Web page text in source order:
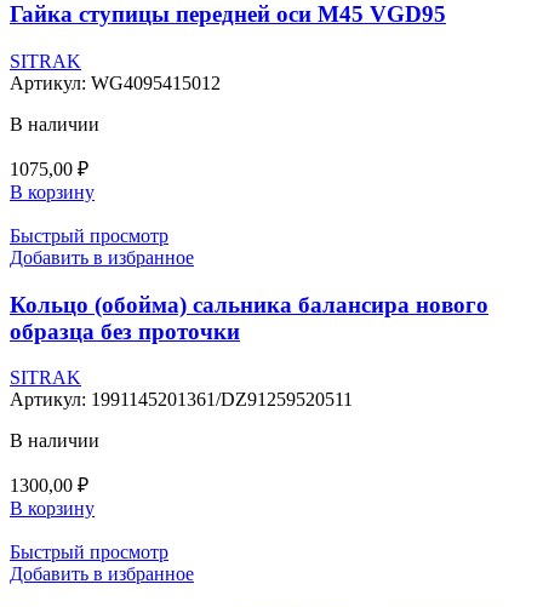
Гайка ступицы передней оси М45 VGD95
SITRAK
Артикул: WG4095415012
В наличии
1075,00 ₽
В корзину
Быстрый просмотр
Добавить в избранное
Кольцо (обойма) сальника балансира нового
образца без проточки
SITRAK
Артикул: 1991145201361/DZ91259520511
В наличии
1300,00 ₽
В корзину
Быстрый просмотр
Добавить в избранное